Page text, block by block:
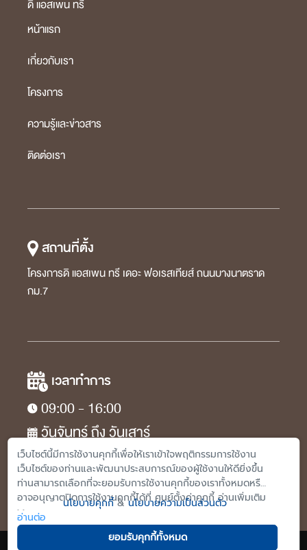
เว็บไซต์นี้มีการใช้งานคุกกี้เพื่อให้เราเข้าใจพฤติกรรมการใช้งาน
เว็บไซต์ของท่านและพัฒนาประสบการณ์ของผู้ใช้งานให้ดียิ่งขึ้น
ท่านสามารถเลือกที่จะยอมรับการใช้งานคุกกี้ของเราทั้งหมดหรือ
อาจอนุญาตปิดการใช้งานคุกกี้ได้ที่ ศูนย์ตั้งค่าคุกกี้ อ่านเพิ่มเติม
>>
นโยบายคุกกี้ & นโยบายความเป็นส่วนตัว
อ่านต่อ
ยอมรับคุกกี้ทั้งหมด
ดิ แอสเพน ทรี
หน้าแรก
เกี่ยวกับเรา
โครงการ
ความรู้และข่าวสาร
ติดต่อเรา
สถานที่ตั้ง
โครงการดิ แอสเพน ทรี เดอะ ฟอเรสเทียส์ ถนนบางนาตราด
กม.7
เวลาทำการ
09:00 - 16:00
วันจันทร์ ถึง วันเสาร์​​